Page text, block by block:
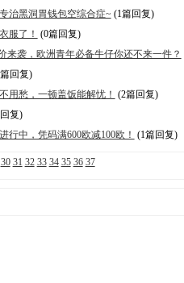
治黑洞胃钱包空综合症~ (1篇回复)
服了！ (0篇回复)
来袭，欧洲青年必备牛仔你还不来一件？
回复)
用愁，一顿盖饭能解忧！ (2篇回复)
复)
行中，凭码满600欧减100欧！ (1篇回复)
30 31 32 33 34 35 36 37